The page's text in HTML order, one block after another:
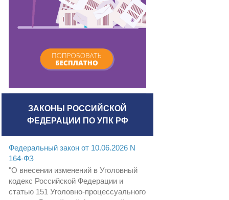
ЗАКОНЫ РОССИЙСКОЙ
ФЕДЕРАЦИИ ПО УПК РФ
Федеральный закон от 10.06.2026 N
164-ФЗ
"О внесении изменений в Уголовный
кодекс Российской Федерации и
статью 151 Уголовно-процессуального